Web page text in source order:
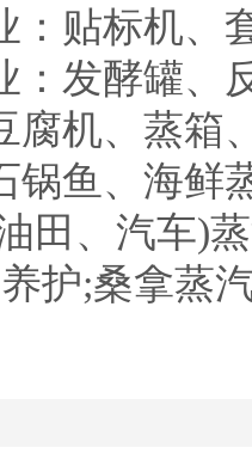
：贴标机、
：发酵罐、
腐机、蒸箱
锅鱼、海鲜
田、汽车)
护;桑拿蒸